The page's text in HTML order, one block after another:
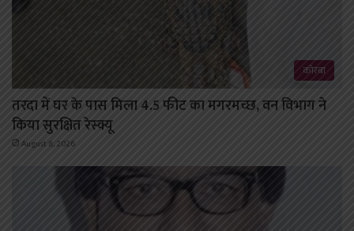
कोरबा
तरदा में घर के पास मिला 4.5 फीट का मगरमच्छ, वन विभाग ने
किया सुरक्षित रेस्क्यू
August 8, 2026